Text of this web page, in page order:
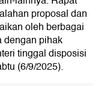
proposal dan
oleh berbagai
dengan pihak
tinggal disposisi
(6/9/2025).